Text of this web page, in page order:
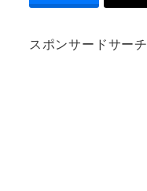
スポンサードサーチ